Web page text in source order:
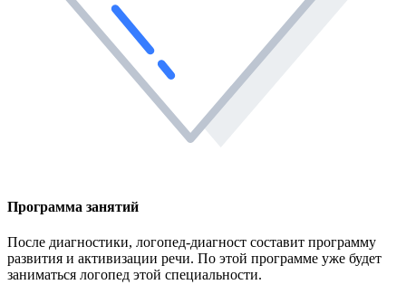
Программа занятий
После диагностики, логопед-диагност составит программу
развития и активизации речи. По этой программе уже будет
заниматься логопед этой специальности.